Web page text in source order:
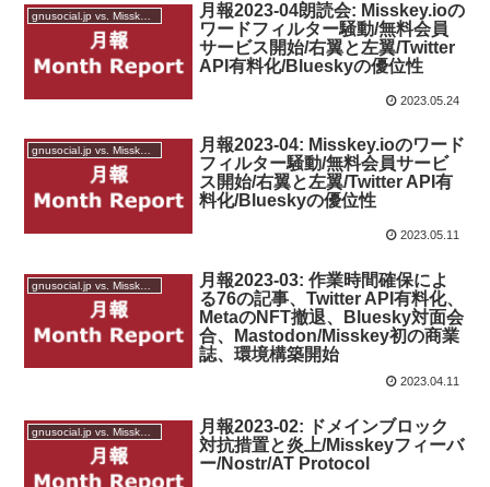
gnusocial.jp vs. Misskey.io
月報2023-04朗読会: Misskey.ioの
ワードフィルター騒動/無料会員
サービス開始/右翼と左翼/Twitter
API有料化/Blueskyの優位性
2023.05.24
gnusocial.jp vs. Misskey.io
月報2023-04: Misskey.ioのワード
フィルター騒動/無料会員サービ
ス開始/右翼と左翼/Twitter API有
料化/Blueskyの優位性
2023.05.11
月報2023-03: 作業時間確保によ
る76の記事、Twitter API有料化、
MetaのNFT撤退、Bluesky対面会
合、Mastodon/Misskey初の商業
誌、環境構築開始
2023.04.11
月報2023-02: ドメインブロック
対抗措置と炎上/Misskeyフィーバ
ー/Nostr/AT Protocol